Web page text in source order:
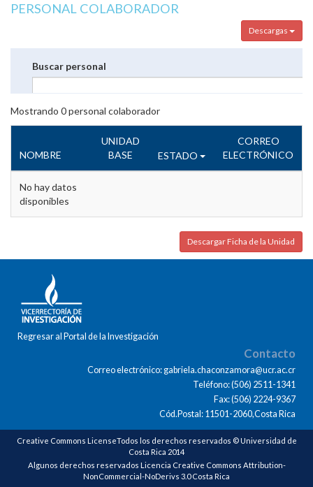
PERSONAL COLABORADOR
Descargas
Buscar personal
Mostrando 0personal colaborador
NOMBRE
UNIDAD
BASE
ESTADO
CORREO
ELECTRÓNICO
No hay datos
disponibles
Descargar Ficha de la Unidad
Regresar al Portal de la Investigación
Contacto
Correo electrónico: gabriela.chaconzamora@ucr.ac.cr
Teléfono: (506) 2511-1341
Fax: (506) 2224-9367
Cód.Postal: 11501-2060,Costa Rica
Creative Commons LicenseTodos los derechos reservados © Universidad de
Costa Rica 2014
Algunos derechos reservados Licencia Creative Commons Attribution-
NonCommercial-NoDerivs 3.0 Costa Rica